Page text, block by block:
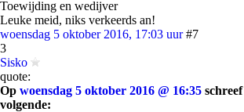
Toewijding en wedijver
Leuke meid, niks verkeerds an!
woensdag 5 oktober 2016, 17:03 uur #7
3
Sisko
quote:
Op woensdag 5 oktober 2016 @ 16:35 schreef
volgende: